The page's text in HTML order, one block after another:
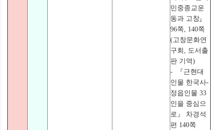
민중종교운
동과 고창⸥
96쪽, 140쪽
(고창문화연
구회, 도서출
판 기역)
- 『근현대
인물 한국사-
정읍인물 33
인을 중심으
로』 차경석
편 140쪽